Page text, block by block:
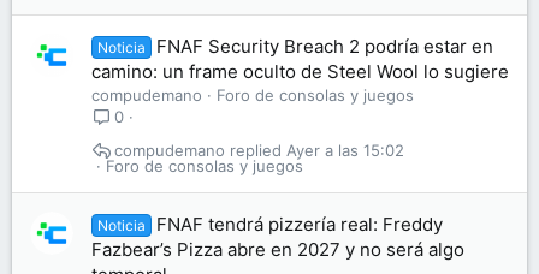
Noticia
FNAF Security Breach 2 podría estar en
camino: un frame oculto de Steel Wool lo sugiere
compudemano
Foro de consolas y juegos
0
Foro de consolas y juegos
Ayer a las 15:02
compudemano
Noticia
FNAF tendrá pizzería real: Freddy
Fazbear’s Pizza abre en 2027 y no será algo